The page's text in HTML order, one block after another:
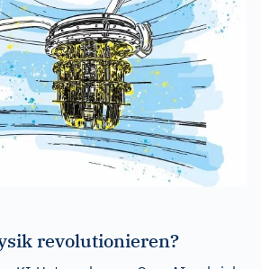
revolutionieren?